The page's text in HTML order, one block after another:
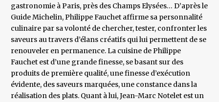
gastronomie à Paris, près des Champs Elysées… D’après le
Guide Michelin, Philippe Fauchet affirme sa personnalité
culinaire par sa volonté de chercher, tester, confronter les
saveurs au travers d’élans créatifs qui lui permettent de se
renouveler en permanence. La cuisine de Philippe
Fauchet est d’une grande finesse, se basant sur des
produits de première qualité, une finesse d’exécution
évidente, des saveurs marquées, une constance dans la
réalisation des plats. Quant à lui, Jean-Marc Notelet est un